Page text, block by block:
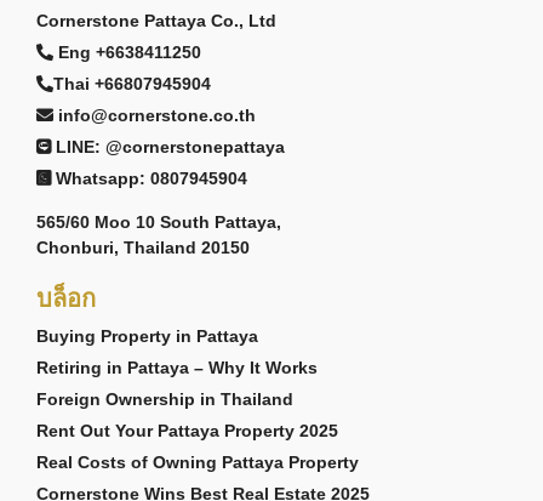
Cornerstone Pattaya Co., Ltd
Eng +6638411250
Thai +66807945904
info@cornerstone.co.th
LINE: @cornerstonepattaya
Whatsapp: 0807945904
565/60 Moo 10 South Pattaya,
Chonburi, Thailand 20150
บล็อก
Buying Property in Pattaya
Retiring in Pattaya – Why It Works
Foreign Ownership in Thailand
Rent Out Your Pattaya Property 2025
Real Costs of Owning Pattaya Property
Cornerstone Wins Best Real Estate 2025